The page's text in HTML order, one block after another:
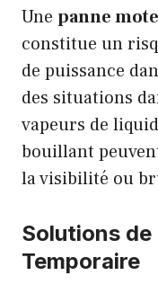
Une panne
constitue un
de puissance
des situations
vapeurs de
bouillant
la visibilité ou
Solutions
Temporaire